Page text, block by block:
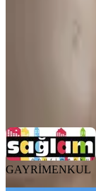
GAYRİMENKUL